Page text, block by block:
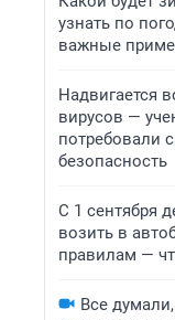
узнать по
важные
Надвигается
вирусов —
потребовали
безопасность
С 1 сентября
возить в
правилам —
Все